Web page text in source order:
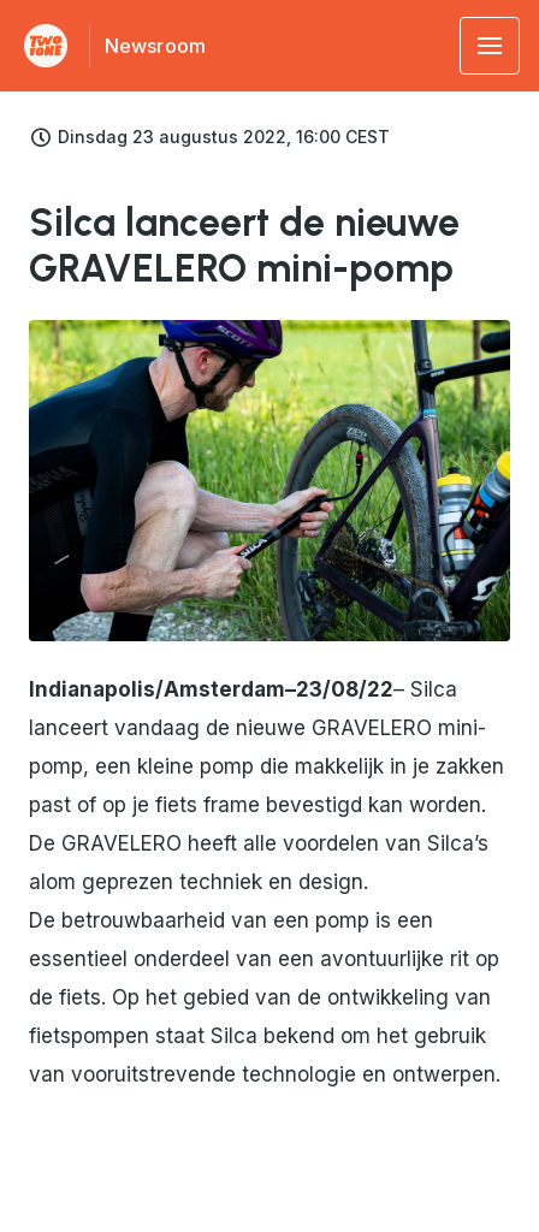
Newsroom
Dinsdag 23 augustus 2022, 16:00 CEST
Silca lanceert de nieuwe
GRAVELERO mini-pomp
JPG
Indianapolis/Amsterdam–23/08/22– Silca
lanceert vandaag de nieuwe GRAVELERO mini-
pomp, een kleine pomp die makkelijk in je zakken
past of op je fiets frame bevestigd kan worden.
De GRAVELERO heeft alle voordelen van Silca’s
alom geprezen techniek en design.
De betrouwbaarheid van een pomp is een
essentieel onderdeel van een avontuurlijke rit op
de fiets. Op het gebied van de ontwikkeling van
fietspompen staat Silca bekend om het gebruik
van vooruitstrevende technologie en ontwerpen.